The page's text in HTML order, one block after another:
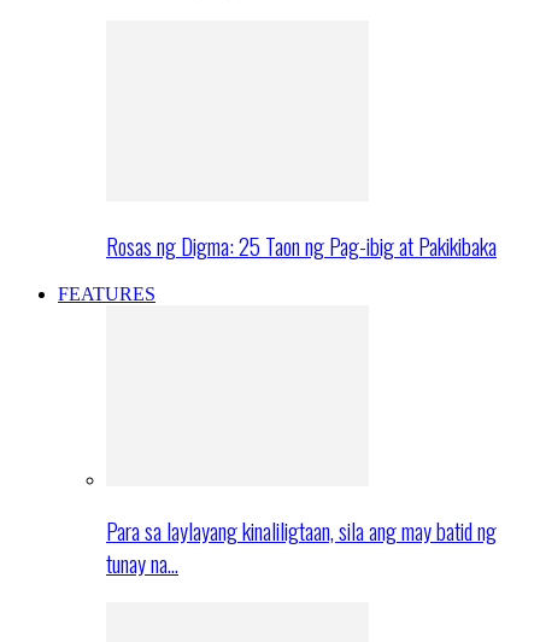
Rosas ng Digma: 25 Taon ng Pag-ibig at Pakikibaka
FEATURES
Para sa laylayang kinaliligtaan, sila ang may batid ng
tunay na…